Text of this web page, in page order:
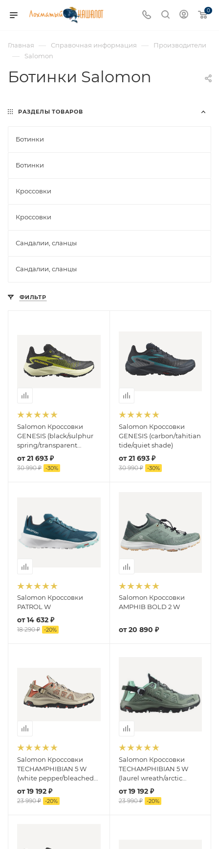
0
Главная — Справочная информация — Производители
— Salomon
Ботинки Salomon
РАЗДЕЛЫ ТОВАРОВ
Ботинки
Ботинки
Кроссовки
Кроссовки
Сандалии, сланцы
Сандалии, сланцы
ФИЛЬТР
Salomon Кроссовки
GENESIS (black/sulphur
spring/transparent
yellow)
от21 693 ₽
30 990 ₽ -30%
Salomon Кроссовки
GENESIS (carbon/tahitian
tide/quiet shade)
от21 693 ₽
30 990 ₽ -30%
Salomon Кроссовки
PATROL W
от14 632 ₽
18 290 ₽ -20%
Salomon Кроссовки
AMPHIB BOLD 2 W
от20 890 ₽
Salomon Кроссовки
TECHAMPHIBIAN 5 W
(white pepper/bleached
sand/living coral)
от19 192 ₽
23 990 ₽ -20%
Salomon Кроссовки
TECHAMPHIBIAN 5 W
(laurel wreath/arctic
Ice/marine blue)
от19 192 ₽
23 990 ₽ -20%